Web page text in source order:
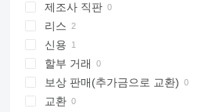
제조사 직판
리스
신용
할부 거래
보상 판매(추가금으로 교환)
교환